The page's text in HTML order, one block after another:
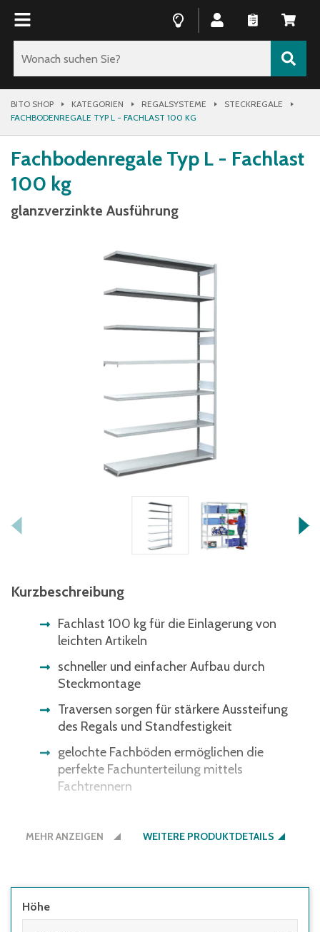
BITO SHOP KATEGORIEN REGALSYSTEME
STECKREGALE
FACHBODENREGALE TYP L - FACHLAST 100 KG
Fachbodenregale Typ L - Fachlast
100 kg
glanzverzinkte Ausführung
Kurzbeschreibung
Fachlast 100 kg für die Einlagerung von
leichten Artikeln
schneller und einfacher Aufbau durch
Steckmontage
Traversen sorgen für stärkere Aussteifung
des Regals und Standfestigkeit
gelochte Fachböden ermöglichen die
perfekte Fachunterteilung mittels
Fachtrennern
höhenverstellbar – optimale Anpassung ans
ausreichend gegen Kippen gesichert
MEHR ANZEIGEN WEITERE PRODUKTDETAILS
Höhe